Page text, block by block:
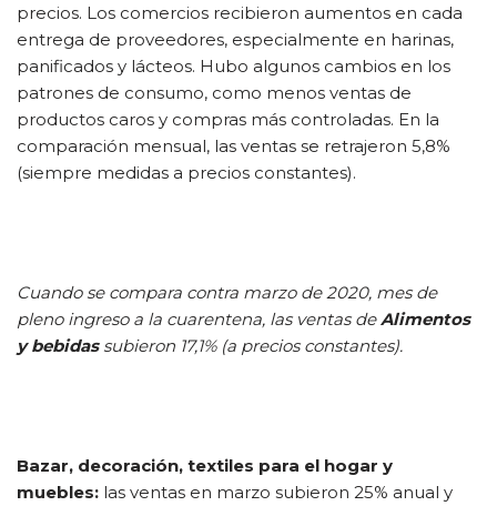
precios. Los comercios recibieron aumentos en cada
entrega de proveedores, especialmente en harinas,
panificados y lácteos. Hubo algunos cambios en los
patrones de consumo, como menos ventas de
productos caros y compras más controladas. En la
comparación mensual, las ventas se retrajeron 5,8%
(siempre medidas a precios constantes).
Cuando se compara contra marzo de 2020, mes de
pleno ingreso a la cuarentena, las ventas deAlimentos
y bebidassubieron 17,1% (a precios constantes).
Bazar, decoración, textiles para el hogar y
muebles: las ventas en marzo subieron 25% anual y